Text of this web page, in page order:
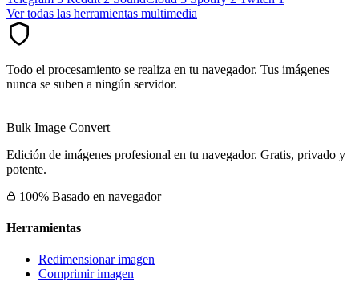
Ver todas las herramientas multimedia
Todo el procesamiento se realiza en tu navegador. Tus imágenes
nunca se suben a ningún servidor.
Bulk Image Convert
Edición de imágenes profesional en tu navegador. Gratis, privado y
potente.
100% Basado en navegador
Herramientas
Redimensionar imagen
Comprimir imagen